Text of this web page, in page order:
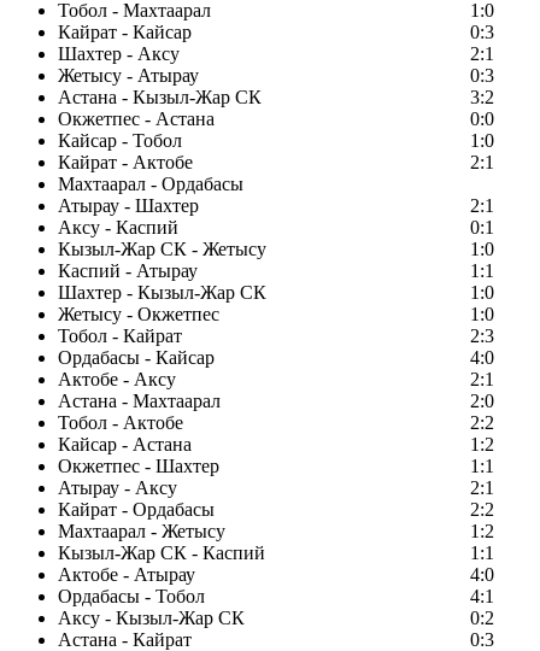
Тобол - Махтаарал
1:0
Кайрат - Кайсар
0:3
Шахтер - Аксу
2:1
Жетысу - Атырау
0:3
Астана - Кызыл-Жар СК
3:2
Окжетпес - Астана
0:0
Кайсар - Тобол
1:0
Кайрат - Актобе
2:1
Махтаарал - Ордабасы
Атырау - Шахтер
2:1
Аксу - Каспий
0:1
Кызыл-Жар СК - Жетысу
1:0
Каспий - Атырау
1:1
Шахтер - Кызыл-Жар СК
1:0
Жетысу - Окжетпес
1:0
Тобол - Кайрат
2:3
Ордабасы - Кайсар
4:0
Актобе - Аксу
2:1
Астана - Махтаарал
2:0
Тобол - Актобе
2:2
Кайсар - Астана
1:2
Окжетпес - Шахтер
1:1
Атырау - Аксу
2:1
Кайрат - Ордабасы
2:2
Махтаарал - Жетысу
1:2
Кызыл-Жар СК - Каспий
1:1
Актобе - Атырау
4:0
Ордабасы - Тобол
4:1
Аксу - Кызыл-Жар СК
0:2
Астана - Кайрат
0:3